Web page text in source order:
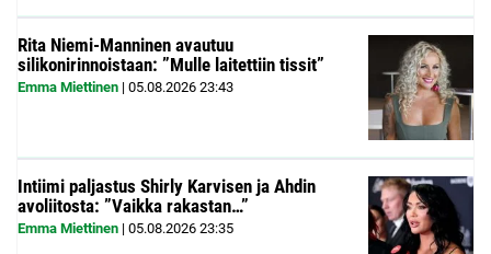
Rita Niemi-Manninen avautuu
silikonirinnoistaan: ”Mulle laitettiin tissit”
Emma Miettinen | 05.08.2026 23:43
Intiimi paljastus Shirly Karvisen ja Ahdin
avoliitosta: ”Vaikka rakastan…”
Emma Miettinen | 05.08.2026 23:35